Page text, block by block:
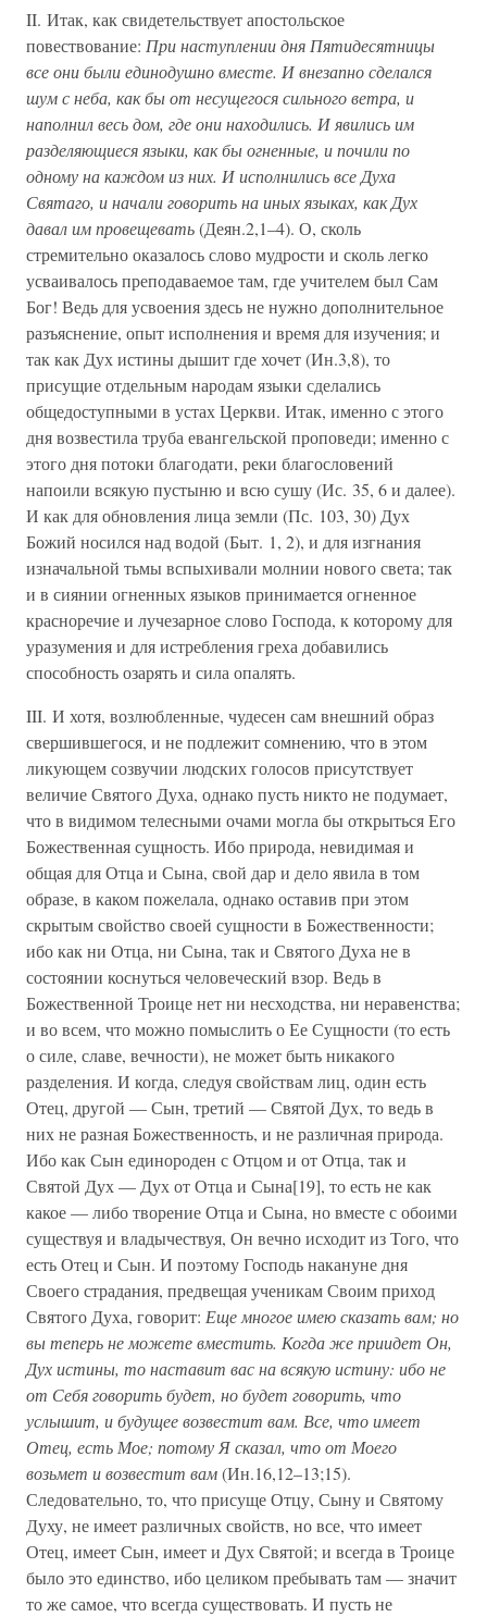
II. Итак, как свидетельствует апостольское
повествование: При наступлении дня Пятидесятницы
все они были единодушно вместе. И внезапно сделался
шум с неба, как бы от несущегося сильного ветра, и
наполнил весь дом, где они находились. И явились им
разделяющиеся языки, как бы огненные, и почили по
одному на каждом из них. И исполнились все Духа
Святаго, и начали говорить на иных языках, как Дух
давал им провещевать(Деян.2,1–4). О, сколь
стремительно оказалось слово мудрости и сколь легко
усваивалось преподаваемое там, где учителем был Сам
Бог! Ведь для усвоения здесь не нужно дополнительное
разъяснение, опыт исполнения и время для изучения; и
так как Дух истины дышит где хочет (Ин.3,8), то
присущие отдельным народам языки сделались
общедоступными в устах Церкви. Итак, именно с этого
дня возвестила труба евангельской проповеди; именно с
этого дня потоки благодати, реки благословений
напоили всякую пустыню и всю сушу (Ис. 35, 6 и далее).
И как для обновления лица земли (Пс. 103, 30) Дух
Божий носился над водой (Быт. 1, 2), и для изгнания
изначальной тьмы вспыхивали молнии нового света; так
и в сиянии огненных языков принимается огненное
красноречие и лучезарное слово Господа, к которому для
уразумения и для истребления греха добавились
способность озарять и сила опалять.
III. И хотя, возлюбленные, чудесен сам внешний образ
свершившегося, и не подлежит сомнению, что в этом
ликующем созвучии людских голосов присутствует
величие Святого Духа, однако пусть никто не подумает,
что в видимом телесными очами могла бы открыться Его
Божественная сущность. Ибо природа, невидимая и
общая для Отца и Сына, свой дар и дело явила в том
образе, в каком пожелала, однако оставив при этом
скрытым свойство своей сущности в Божественности;
ибо как ни Отца, ни Сына, так и Святого Духа не в
состоянии коснуться человеческий взор. Ведь в
Божественной Троице нет ни несходства, ни неравенства;
и во всем, что можно помыслить о Ее Сущности (то есть
о силе, славе, вечности), не может быть никакого
разделения. И когда, следуя свойствам лиц, один есть
Отец, другой — Сын, третий — Святой Дух, то ведь в
них не разная Божественность, и не различная природа.
Ибо как Сын единороден с Отцом и от Отца, так и
Святой Дух — Дух от Отца и Сына[19], то есть не как
какое — либо творение Отца и Сына, но вместе с обоими
существуя и владычествуя, Он вечно исходит из Того, что
есть Отец и Сын. И поэтому Господь накануне дня
Своего страдания, предвещая ученикам Своим приход
Святого Духа, говорит: Еще многое имею сказать вам; но
вы теперь не можете вместить. Когда же приидет Он,
Дух истины, то наставит вас на всякую истину: ибо не
от Себя говорить будет, но будет говорить, что
услышит, и будущее возвестит вам. Все, что имеет
Отец, есть Мое; потому Я сказал, что от Моего
возьмет и возвестит вам(Ин.16,12–13;15).
Следовательно, то, что присуще Отцу, Сыну и Святому
Духу, не имеет различных свойств, но все, что имеет
Отец, имеет Сын, имеет и Дух Святой; и всегда в Троице
было это единство, ибо целиком пребывать там — значит
то же самое, что всегда существовать. И пусть не